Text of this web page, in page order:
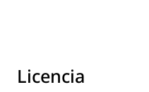
Licencia